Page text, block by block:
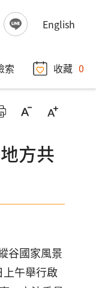
English
索 收藏 0
方共
谷國家風景
午舉行啟